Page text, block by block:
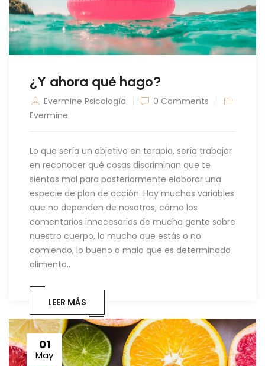
¿Y ahora qué hago?
Evermine Psicología
0 Comments
Evermine
Lo que sería un objetivo en terapia, sería trabajar
en reconocer qué cosas discriminan que te
sientas mal para posteriormente elaborar una
especie de plan de acción. Hay muchas variables
que no dependen de nosotros, cómo los
comentarios innecesarios de mucha gente sobre
nuestro cuerpo, lo mucho que estás o no
comiendo, lo bueno o malo que es determinado
alimento..
LEER MÁS
01
May